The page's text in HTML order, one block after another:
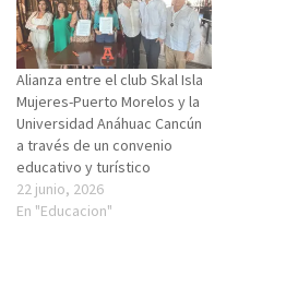
Alianza entre el club Skal Isla
Mujeres-Puerto Morelos y la
Universidad Anáhuac Cancún
a través de un convenio
educativo y turístico
22 junio, 2026
En "Educacion"